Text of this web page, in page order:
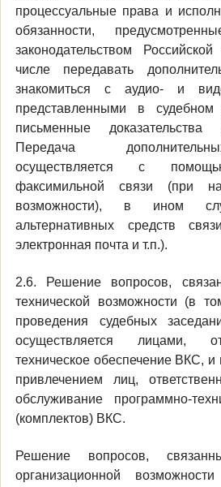
процессуальные права и
обязанности,
законодательством
числе передавать
знакомиться с аудио- и
представленными в судебном
письменные
Передача
осуществляется с
факсимильной связи (при
возможности), в ином
альтернативных средств
электронная почта и т.п.).
2.6. Решение вопросов,
технической возможности (в
проведения судебных
осуществляется лицами,
техническое обеспечение ВКС, и
привлечением лиц,
обслуживание программно-
(комплектов) ВКС.
Решение вопросов,
организационной